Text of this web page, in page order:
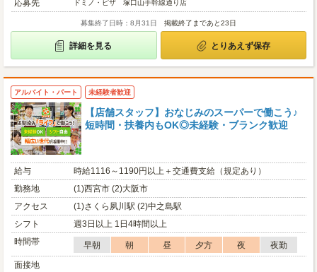
応募先 ドミノ・ピザ 塚口山手幹線通り店
募集終了日時：8月31日 掲載終了まであと23日
詳細を見る とりあえず保存
アルバイト・パート 未経験者歓迎
【店舗スタッフ】おなじみのスーパーで働こう♪
短時間・扶養内もOK◎未経験・ブランク歓迎
給与
時給1116～1190円以上＋交通費支給（規定あり）
勤務地
(1)西宮市 (2)大阪市
アクセス
(1)さくら夙川駅 (2)中之島駅
シフト
週3日以上 1日4時間以上
時間帯
早朝 朝 昼 夕方 夜
夜勤
面接地